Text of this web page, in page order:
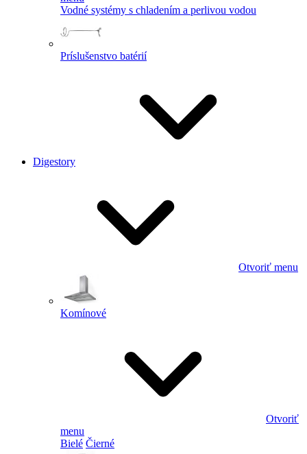
Vodné systémy s chladením a perlivou vodou
Príslušenstvo batérií
Digestory
Otvoriť menu
Komínové
Otvoriť
menu
Bielé Čierné